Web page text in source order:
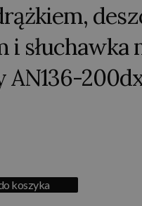
i słuchawka
AN136-
koszyka